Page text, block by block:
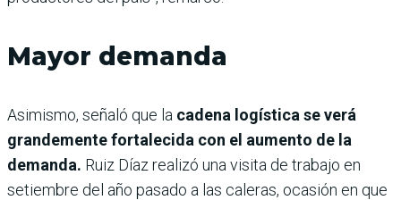
Mayor demanda
Asimismo, señaló que la cadena logística se verá
grandemente fortalecida con el aumento de la
demanda. Ruiz Díaz realizó una visita de trabajo en
setiembre del año pasado a las caleras, ocasión en que